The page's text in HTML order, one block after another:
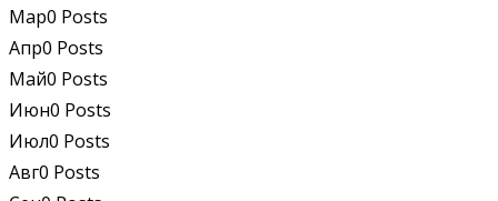
Мар0 Posts
Апр0 Posts
Май0 Posts
Июн0 Posts
Июл0 Posts
Авг0 Posts